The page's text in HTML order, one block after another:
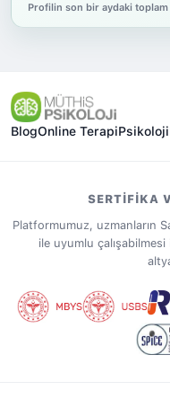
Profilin son bir aydaki toplam
BlogOnline Terapi
SERTIFIKA
Platformumuz, uzmanların
ile uyumlu